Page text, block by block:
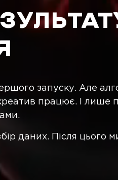
запуску. Але
працює. І лише
даних. Після цього